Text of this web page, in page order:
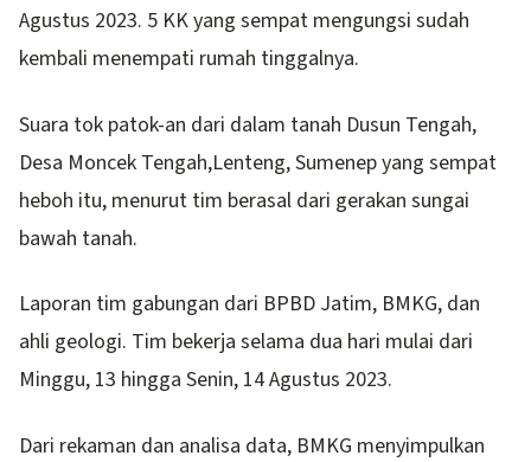
Agustus 2023. 5 KK yang sempat mengungsi sudah
kembali menempati rumah tinggalnya.
Suara tok patok-an dari dalam tanah Dusun Tengah,
Desa Moncek Tengah,Lenteng, Sumenep yang sempat
heboh itu, menurut tim berasal dari gerakan sungai
bawah tanah.
Laporan tim gabungan dari BPBD Jatim, BMKG, dan
ahli geologi. Tim bekerja selama dua hari mulai dari
Minggu, 13 hingga Senin, 14 Agustus 2023.
Dari rekaman dan analisa data, BMKG menyimpulkan